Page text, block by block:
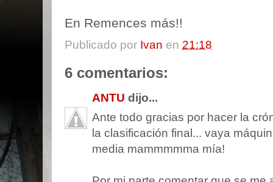
En Remences más!!
Publicado por Ivan en 21:18
6 comentarios:
ANTU dijo...
Ante todo gracias por hacer la
la clasificación final... vaya
media mammmmma mía!